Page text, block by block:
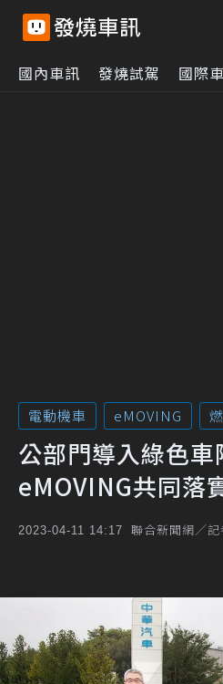
國內車訊 發燒試駕 國際
電動機車 eMOVING
公部門導入綠色
eMOVING共同落
2023-04-11 14:17 聯合新聞網／